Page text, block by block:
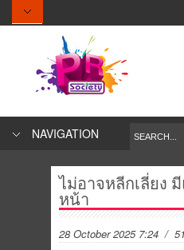
NAVIGATION
ไม่อาจหลีกเลี่ยง
หน้า
28 October 2025 7:24 /